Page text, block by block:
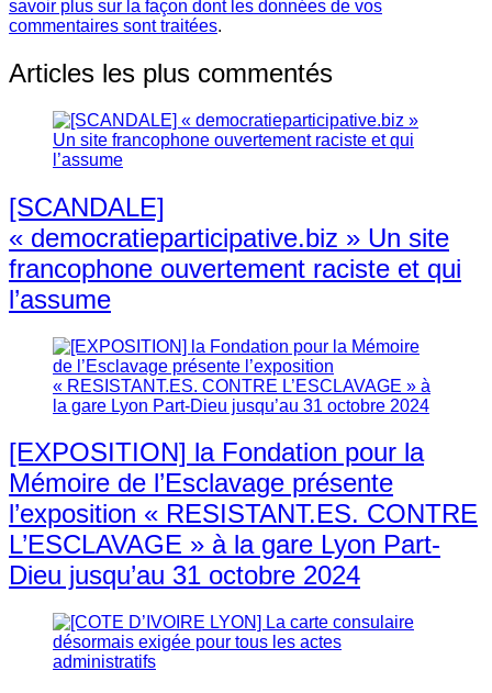
savoir plus sur la façon dont les données de vos
commentaires sont traitées.
Articles les plus commentés
[SCANDALE]
« democratieparticipative.biz » Un site
francophone ouvertement raciste et qui
l’assume
[EXPOSITION] la Fondation pour la
Mémoire de l’Esclavage présente
l’exposition « RESISTANT.ES. CONTRE
L’ESCLAVAGE » à la gare Lyon Part-
Dieu jusqu’au 31 octobre 2024